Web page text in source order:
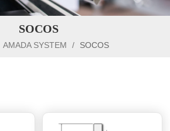
SOCOS
AMADA SYSTEM / SOCOS